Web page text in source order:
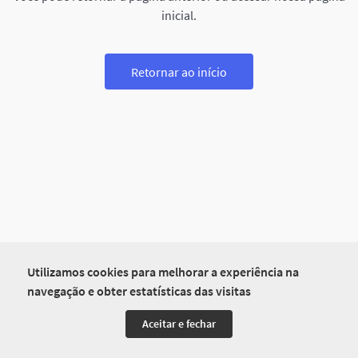
Utilizamos cookies para melhorar a experiência na
navegação e obter estatísticas das visitas
Aceitar e fechar
inicial.
Retornar ao início